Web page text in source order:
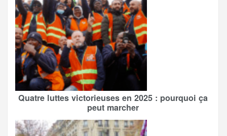
Quatre luttes victorieuses en 2025 : pourquoi ça
peut marcher